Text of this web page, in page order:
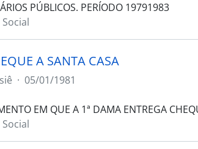
PÚBLICOS. PERÍODO 19791983
A SANTA CASA
· 05/01/1981
EM QUE A 1ª DAMA ENTREGA